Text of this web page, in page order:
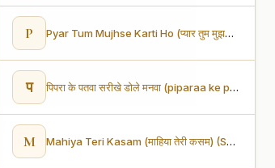
P Pyar Tum Mujhse Karti Ho (प्यार तुम मुझसे करती हो)
प पिपरा के पतवा सरीखे डोले मनवा (piparaa ke patavaa sariikhe Dole manavaa)
M Mahiya Teri Kasam (माहिया तेरी कसम) (Sad)